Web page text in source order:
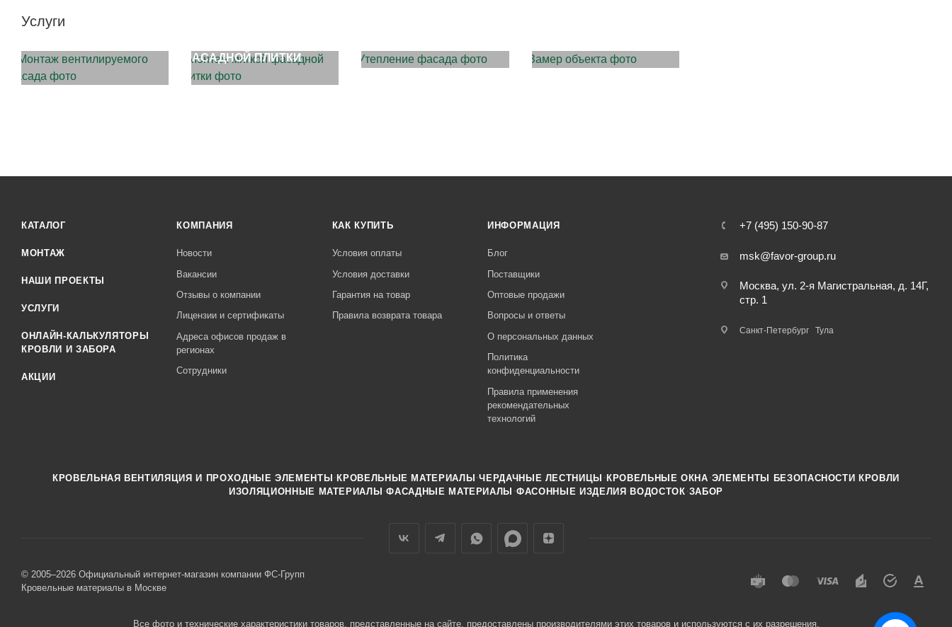
Услуги
ФАСАДНОЙ ПЛИТКИ
КАТАЛОГ
МОНТАЖ
НАШИ ПРОЕКТЫ
УСЛУГИ
ОНЛАЙН-КАЛЬКУЛЯТОРЫ
КРОВЛИ И ЗАБОРА
АКЦИИ
КОМПАНИЯ
Новости
Вакансии
Отзывы о компании
Лицензии и сертификаты
Адреса офисов продаж в
регионах
Сотрудники
КАК КУПИТЬ
Условия оплаты
Условия доставки
Гарантия на товар
Правила возврата товара
ИНФОРМАЦИЯ
Блог
Поставщики
Оптовые продажи
Вопросы и ответы
О персональных данных
Политика
конфиденциальности
Правила применения
рекомендательных
технологий
+7 (495) 150-90-87
msk@favor-group.ru
Москва, ул. 2-я Магистральная, д. 14Г,
стр. 1
Санкт-Петербург Тула
КРОВЕЛЬНАЯ ВЕНТИЛЯЦИЯ И ПРОХОДНЫЕ ЭЛЕМЕНТЫ ·КРОВЕЛЬНЫЕ МАТЕРИАЛЫ ·ЧЕРДАЧНЫЕ ЛЕСТНИЦЫ ·КРОВЕЛЬНЫЕ ОКНА ·ЭЛЕМЕНТЫ БЕЗОПАСНОСТИ КРОВЛИ
ИЗОЛЯЦИОННЫЕ МАТЕРИАЛЫ ·ФАСАДНЫЕ МАТЕРИАЛЫ ·ФАСОННЫЕ ИЗДЕЛИЯ·ВОДОСТОК ·ЗАБОР
© 2005–2026 Официальный интернет-магазин компании ФС-Групп
Кровельные материалы в Москве
Все фото и технические характеристики товаров, представленные на сайте, предоставлены производителями этих товаров и используются с их разрешения.